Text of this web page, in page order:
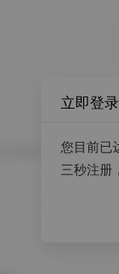
立即登录
您目前已
三秒注册